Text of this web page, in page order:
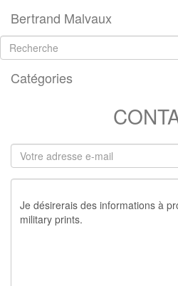
Bertrand Malvaux
Catégories